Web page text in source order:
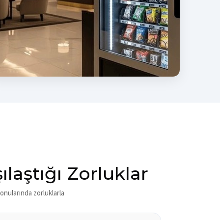
Zorluklar
zorluklarla